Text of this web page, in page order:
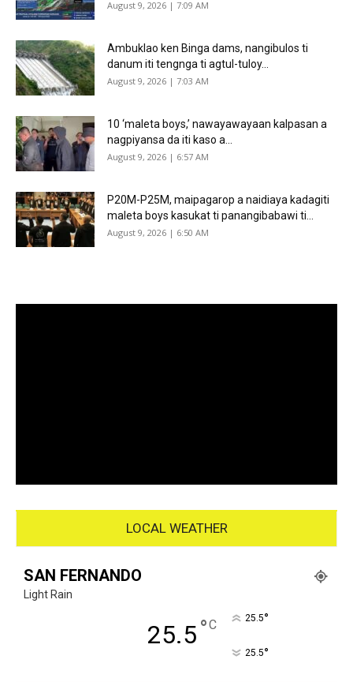
August 9, 2026 | 7:09 AM
Ambuklao ken Binga dams, nangibulos ti
danum iti tengnga ti agtul-tuloy...
August 9, 2026 | 7:03 AM
10 ‘maleta boys,’ nawayawayaan kalpasan a
nagpiyansa da iti kaso a...
August 9, 2026 | 6:57 AM
P20M-P25M, maipagarop a naidiaya kadagiti
maleta boys kasukat ti panangibabawi ti...
August 9, 2026 | 6:50 AM
LOCAL WEATHER
SAN FERNANDO
Light Rain
25.5°C 25.5°
25.5°